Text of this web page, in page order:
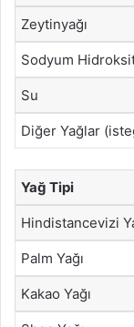
Zeytinyağı
Sodyum
Su
Diğer Yağlar
Yağ Tipi
Hindistancevizi
Palm Yağı
Kakao Yağı